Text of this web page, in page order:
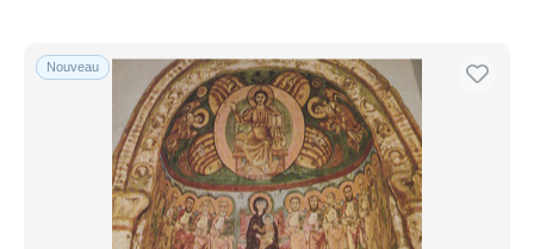
Nouveau